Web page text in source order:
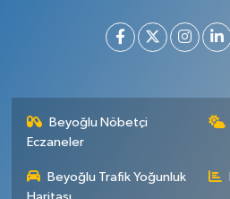
Beyoğlu Nöbetçi
Eczaneler
Beyoğlu Trafik Yoğunluk